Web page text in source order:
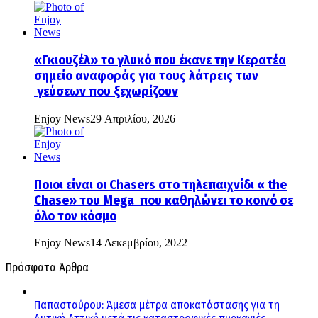
«Γκιουζέλ» το γλυκό που έκανε την Κερατέα
σημείο αναφοράς για τους λάτρεις των
γεύσεων που ξεχωρίζουν
Enjoy News29 Απριλίου, 2026
Ποιοι είναι οι Chasers στο τηλεπαιχνίδι « the
Chase» του Mega που καθηλώνει το κοινό σε
όλο τον κόσμο
Enjoy News14 Δεκεμβρίου, 2022
Πρόσφατα Άρθρα
Παπασταύρου: Άμεσα μέτρα αποκατάστασης για τη